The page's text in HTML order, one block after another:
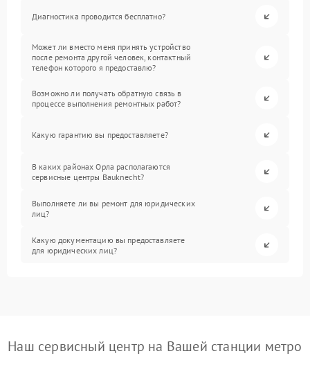
Диагностика проводится бесплатно?
Может ли вместо меня принять устройство
после ремонта другой человек, контактный
телефон которого я предоставлю?
Возможно ли получать обратную связь в
процессе выполнения ремонтных работ?
Какую гарантию вы предоставляете?
В каких районах Орла располагаются
сервисные центры Bauknecht?
Выполняете ли вы ремонт для юридических
лиц?
Какую документацию вы предоставляете
для юридических лиц?
Наш сервисный центр на Вашей станции метро